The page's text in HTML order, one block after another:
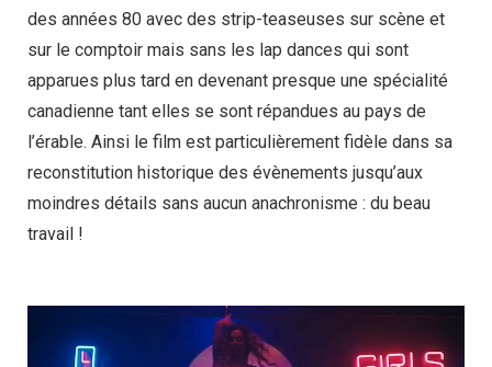
des années 80 avec des strip-teaseuses sur scène et
sur le comptoir mais sans les lap dances qui sont
apparues plus tard en devenant presque une spécialité
canadienne tant elles se sont répandues au pays de
l’érable. Ainsi le film est particulièrement fidèle dans sa
reconstitution historique des évènements jusqu’aux
moindres détails sans aucun anachronisme : du beau
travail !